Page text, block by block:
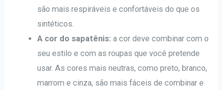
são mais respiráveis e confortáveis do que os
sintéticos.
A cor do sapatênis: a cor deve combinar com o
seu estilo e com as roupas que você pretende
usar. As cores mais neutras, como preto, branco,
marrom e cinza, são mais fáceis de combinar e